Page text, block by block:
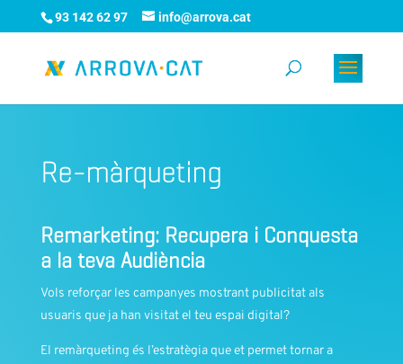
93 142 62 97 info@arrova.cat
Re-màrqueting
Remarketing: Recupera i Conquesta
a la teva Audiència
Vols reforçar les campanyes mostrant publicitat als
usuaris que ja han visitat el teu espai digital?
El remàrqueting és l’estratègia que et permet tornar a